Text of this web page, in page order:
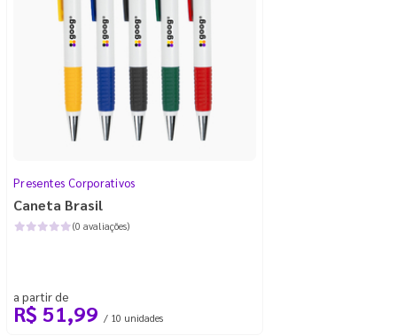
Presentes Corporativos
Caneta Brasil
(0 avaliações)
a partir de
R$ 51,99 / 10 unidades